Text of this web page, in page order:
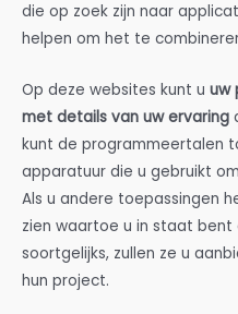
die op zoek zijn naar
helpen om het te
Op deze websites kunt u uw
met details van uw ervaring
kunt de programmeertalen
apparatuur die u gebruikt
Als u andere toepassingen
zien waartoe u in staat bent
soortgelijks, zullen ze u
hun project.